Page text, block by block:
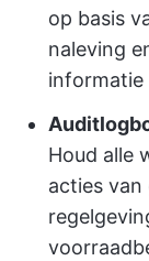
op basis
naleving
informatie
Houd alle
acties van